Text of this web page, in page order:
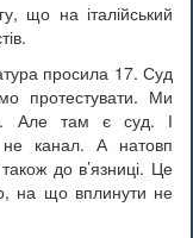
що на італійський
просила 17. Суд
протестувати. Ми
Але там є суд. І
не канал. А натовп
до в’язниці. Це
на що вплинути не